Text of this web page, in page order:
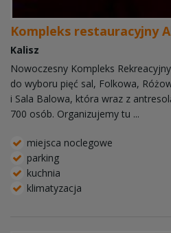
Kompleks restauracyjny
Kalisz
Nowoczesny Kompleks
do wyboru pięć sal, Folkowa,
i Sala Balowa, która wraz z
700 osób. Organizujemy tu ...
miejsca noclegowe
parking
kuchnia
klimatyzacja